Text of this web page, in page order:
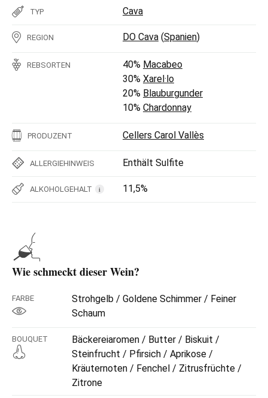
TYP Cava
REGION DO Cava (Spanien)
REBSORTEN 40% Macabeo
30% Xarel·lo
20% Blauburgunder
10% Chardonnay
PRODUZENT Cellers Carol Vallès
ALLERGIEHINWEIS Enthält Sulfite
ALKOHOLGEHALT i 11,5%
Wie schmeckt dieser Wein?
FARBE
Strohgelb / Goldene Schimmer / Feiner
Schaum
BOUQUET
Bäckereiaromen / Butter / Biskuit /
Steinfrucht / Pfirsich / Aprikose /
Kräuternoten / Fenchel / Zitrusfrüchte /
Zitrone